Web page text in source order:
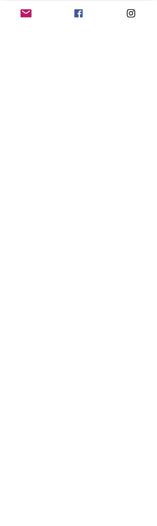
Nachdem alles an Material wieder verlastet